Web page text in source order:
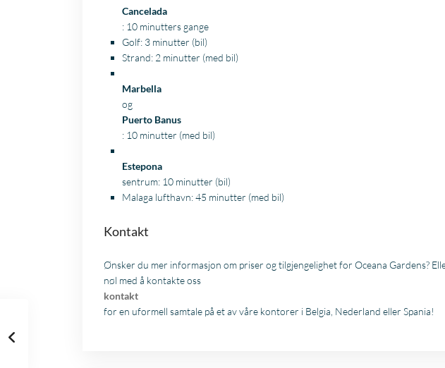
Cancelada
: 10 minutters gange
Golf: 3 minutter (bil)
Strand: 2 minutter (med bil)
Marbella
og
Puerto Banus
: 10 minutter (med bil)
Estepona
sentrum: 10 minutter (bil)
Malaga lufthavn: 45 minutter (med bil)
Kontakt
Ønsker du mer informasjon om priser og tilgjengelighet for Oceana Gardens?
nøl med å kontakte oss
kontakt
for en uformell samtale på et av våre kontorer i Belgia, Nederland eller Spania!